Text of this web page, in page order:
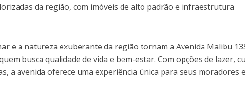
da região, com imóveis de alto padrão e infraestrutura
e a natureza exuberante da região tornam a Avenida Malibu
busca qualidade de vida e bem-estar. Com opções de lazer,
a avenida oferece uma experiência única para seus moradores e